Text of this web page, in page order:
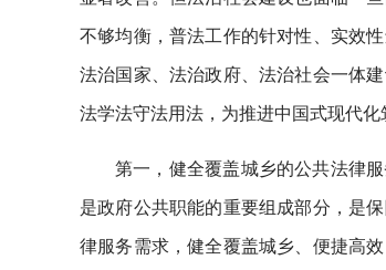
不够均衡，普法工作的针对性、实效
法治国家、法治政府、法治社会一体
法学法守法用法，为推进中国式现代化
第一，健全覆盖城乡的公共法律
是政府公共职能的重要组成部分，是
律服务需求，健全覆盖城乡、便捷高